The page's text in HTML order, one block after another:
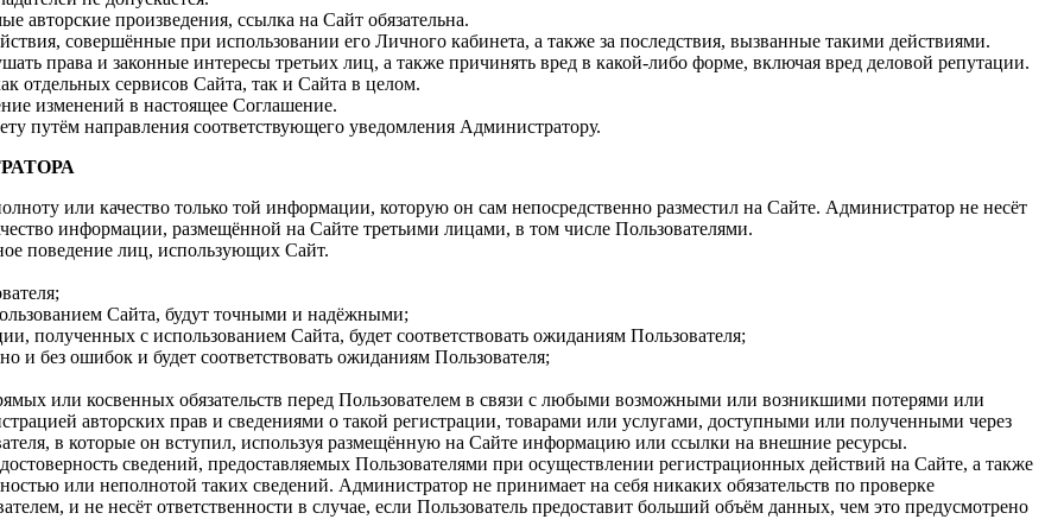
авторские произведения, ссылка на Сайт обязательна.
совершённые при использовании его Личного кабинета, а также за последствия, вызванные такими действиями.
права и законные интересы третьих лиц, а также причинять вред в какой-либо форме, включая вред деловой репутации.
отдельных сервисов Сайта, так и Сайта в целом.
изменений в настоящее Соглашение.
путём направления соответствующего уведомления Администратору.
или качество только той информации, которую он сам непосредственно разместил на Сайте. Администратор не несёт
информации, размещённой на Сайте третьими лицами, в том числе Пользователями.
поведение лиц, использующих Сайт.
Сайта, будут точными и надёжными;
полученных с использованием Сайта, будет соответствовать ожиданиям Пользователя;
и без ошибок и будет соответствовать ожиданиям Пользователя;
или косвенных обязательств перед Пользователем в связи с любыми возможными или возникшими потерями или
авторских прав и сведениями о такой регистрации, товарами или услугами, доступными или полученными через
в которые он вступил, используя размещённую на Сайте информацию или ссылки на внешние ресурсы.
сведений, предоставляемых Пользователями при осуществлении регистрационных действий на Сайте, а также
или неполнотой таких сведений. Администратор не принимает на себя никаких обязательств по проверке
и не несёт ответственности в случае, если Пользователь предоставит больший объём данных, чем это предусмотрено